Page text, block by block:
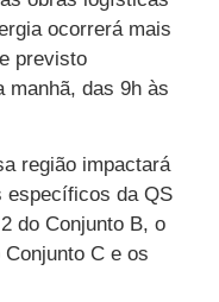
ocorrerá mais
previsto
manhã, das 9h às
região impactará
específicos da QS
do Conjunto B, o
C e os